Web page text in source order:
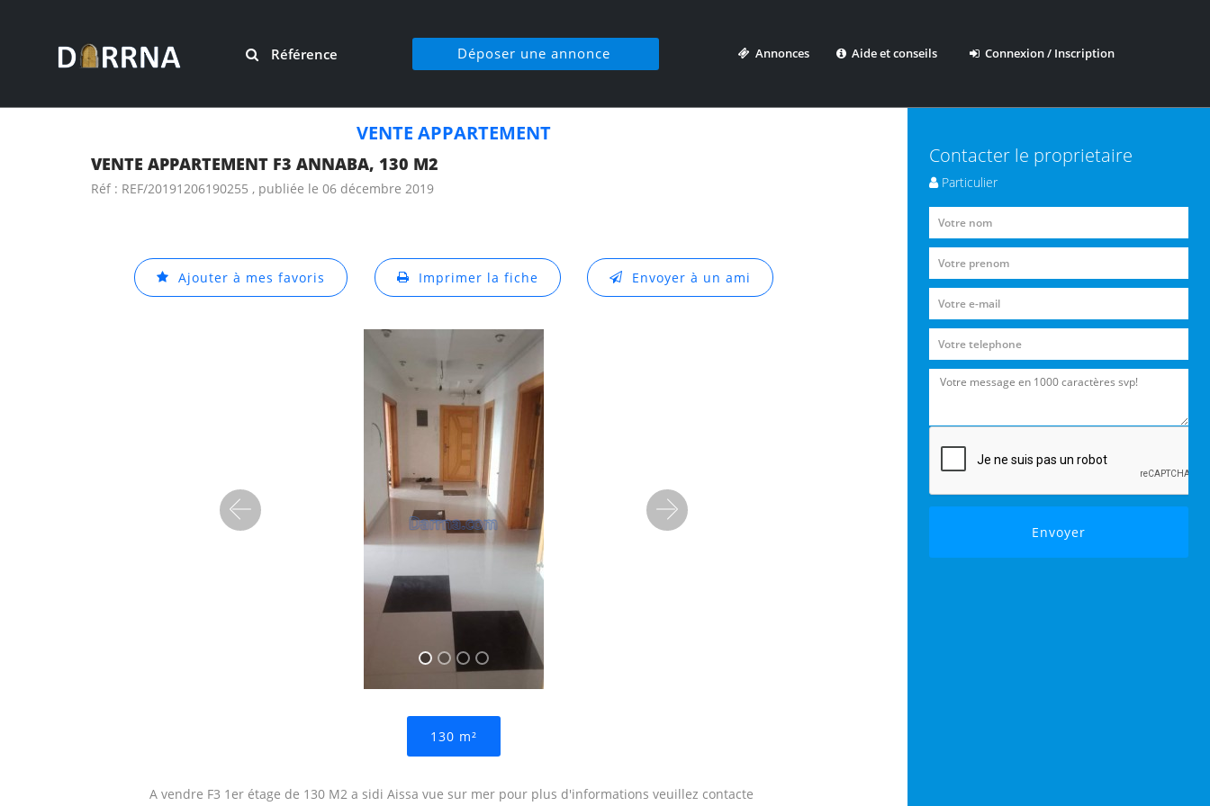
Référence Déposer une annonce Annonces Aide et conseils Connexion / Inscription
VENTE APPARTEMENT
VENTE APPARTEMENT F3 ANNABA, 130 M2
Réf : REF/20191206190255 , publiée le 06 décembre 2019
Ajouter à mes favoris Imprimer la fiche Envoyer à un ami
Precedent Suivant
130 m²
A vendre F3 1er étage de 130 M2 a sidi Aissa vue sur mer pour plus d'informations veuillez contacte
Contacter le proprietaire
Particulier
Envoyer